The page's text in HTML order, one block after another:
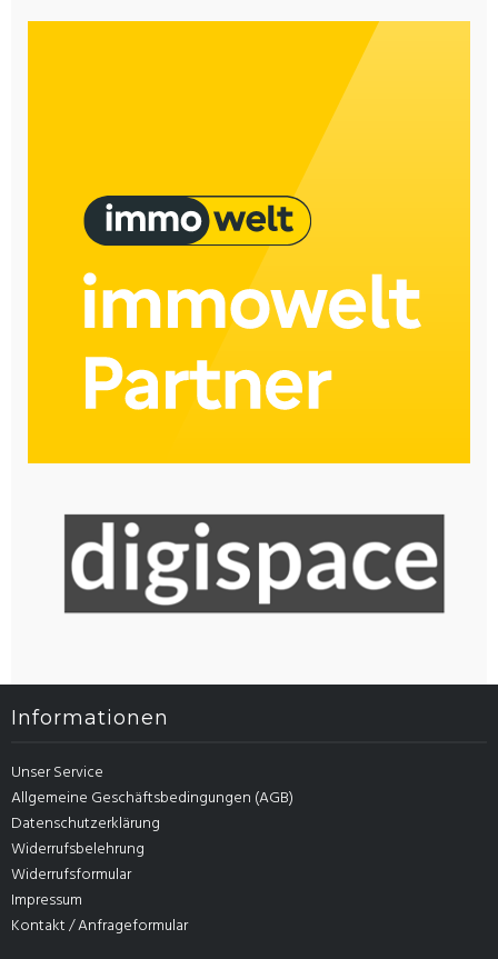
Informationen
Unser Service
Allgemeine Geschäftsbedingungen (AGB)
Datenschutzerklärung
Widerrufsbelehrung
Widerrufsformular
Impressum
Kontakt / Anfrageformular